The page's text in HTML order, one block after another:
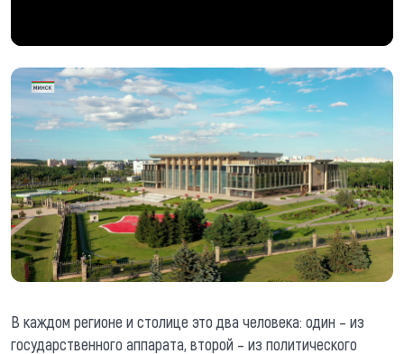
В каждом регионе и столице это два человека: один – из
государственного аппарата, второй – из политического